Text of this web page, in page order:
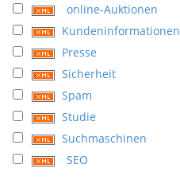
online-Auktionen
Kundeninformationen
Presse
Sicherheit
Spam
Studie
Suchmaschinen
SEO